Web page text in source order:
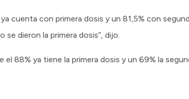
cuenta con primera dosis y un 81,5% con
dieron la primera dosis”, dijo.
88% ya tiene la primera dosis y un 69% la